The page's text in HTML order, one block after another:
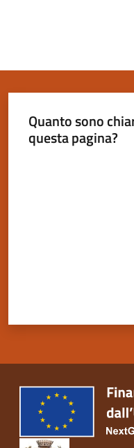
Quanto sono
questa pagina?